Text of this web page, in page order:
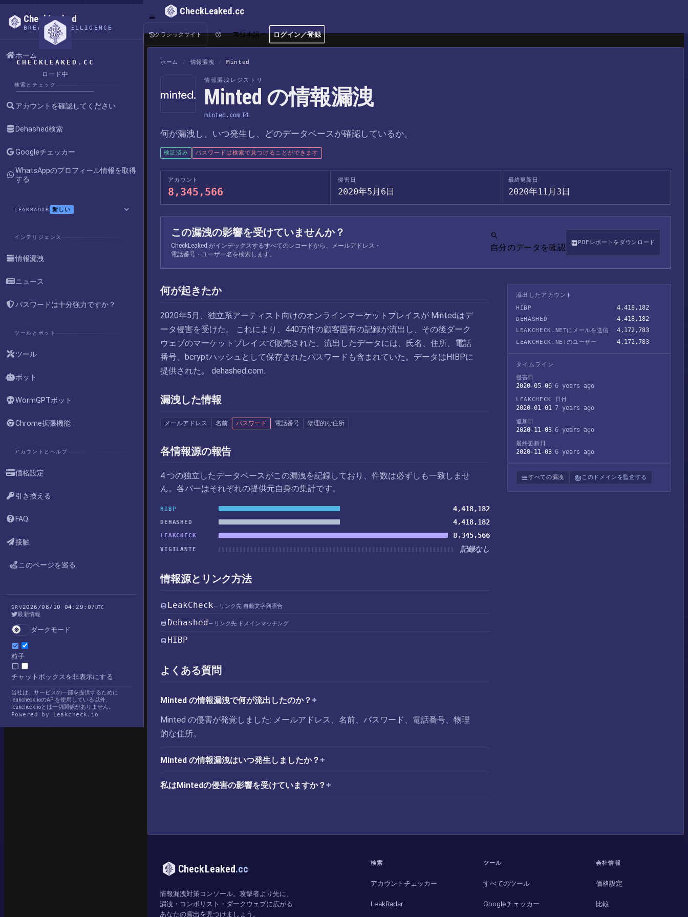
CHECKLEAKED.CC
ロード中
CheckLeaked
BREACH INTELLIGENCE
ホーム
検索とチェック
アカウントを確認してください
Dehashed検索
Googleチェッカー
WhatsAppのプロフィール情報を取得
する
LEAKRADAR 新しい
インテリジェンス
情報漏洩
ニュース
パスワードは十分強力ですか？
ツールとボット
ツール
ボット
WormGPTボット
Chrome拡張機能
アカウントとヘルプ
価格設定
引き換える
FAQ
接触
このページを巡る
SRV2026/08/10 04:29:07UTC
最新情報
ダークモード
粒子
チャットボックスを非表示にする
当社は、サービスの一部を提供するために
leakcheck.ioのAPIを使用している以外、
leakcheck.ioとは一切関係がありません。
Powered by Leakcheck.io
CheckLeaked.cc
クラシックサイト 日本語 ログイン／登録
ホーム / 情報漏洩 / Minted
情報漏洩レジストリ
Minted の情報漏洩
minted.com
何が漏洩し、いつ発生し、どのデータベースが確認しているか。
検証済み パスワードは検索で見つけることができます
アカウント
8,345,566
侵害日
2020年5月6日
最終更新日
2020年11月3日
この漏洩の影響を受けていませんか？
CheckLeaked がインデックスするすべてのレコードから、メールアドレス・
電話番号・ユーザー名を検索します。
自分のデータを確認
PDFレポートをダウンロード
何が起きたか
2020年5月、独立系アーティスト向けのオンラインマーケットプレイスが Mintedはデ
ータ侵害を受けた。 これにより、440万件の顧客固有の記録が流出し、その後ダーク
ウェブのマーケットプレイスで販売された。流出したデータには、氏名、住所、電話
番号、bcryptハッシュとして保存されたパスワードも含まれていた。データはHIBPに
提供された。 dehashed.com.
漏洩した情報
メールアドレス 名前 パスワード 電話番号 物理的な住所
各情報源の報告
4 つの独立したデータベースがこの漏洩を記録しており、件数は必ずしも一致しませ
ん。各バーはそれぞれの提供元自身の集計です。
HIBP 4,418,182
DEHASHED 4,418,182
LEAKCHECK 8,345,566
VIGILANTE 記録なし
情報源とリンク方法
LeakCheck— リンク先 自動文字列照合
Dehashed— リンク先 ドメインマッチング
HIBP
よくある質問
Minted の情報漏洩で何が流出したのか？
Minted の侵害が発覚しました: メールアドレス、名前、パスワード、電話番号、物理
的な住所。
Minted の情報漏洩はいつ発生しましたか？
私はMintedの侵害の影響を受けていますか？
流出したアカウント
HIBP
4,418,182
DEHASHED 4,418,182
LEAKCHECK.NETにメールを送信 4,172,783
LEAKCHECK.NETのユーザー 4,172,783
タイムライン
侵害日
2020-05-06 6 years ago
LEAKCHECK 日付
2020-01-01 7 years ago
追加日
2020-11-03 6 years ago
最終更新日
2020-11-03 6 years ago
すべての漏洩 このドメインを監査する
CheckLeaked.cc
情報漏洩対策コンソール。攻撃者より先に、
漏洩・コンボリスト・ダークウェブに広がる
あなたの露出を見つけましょう。
検索
アカウントチェッカー
LeakRadar
ツール
すべてのツール
Googleチェッカー
会社情報
価格設定
比較